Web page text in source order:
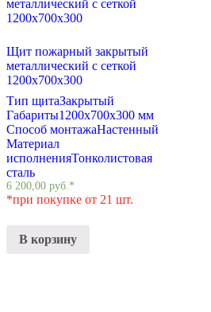
Щит пожарный закрытый
металлический с сеткой
1200x700x300
Тип щитаЗакрытый
Габариты1200x700x300 мм
Способ монтажаНастенный
Материал
исполненияТонколистовая
сталь
6 200,00 руб.*
*при покупке от 21 шт.
В корзину